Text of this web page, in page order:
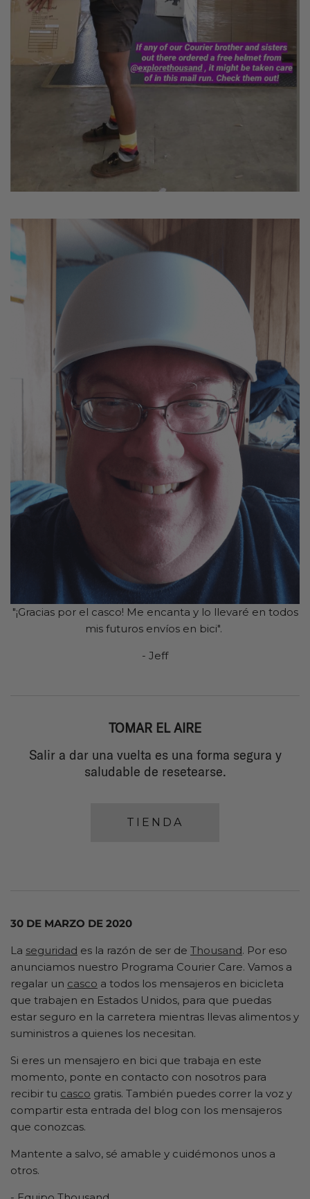
"¡Gracias por el casco! Me encanta y lo llevaré en todos
mis futuros envíos en bici".
- Jeff
TOMAR EL AIRE
Salir a dar una vuelta es una forma segura y
saludable de resetearse.
TIENDA
30 DE MARZO DE 2020
La seguridad es la razón de ser de Thousand. Por eso
anunciamos nuestro Programa Courier Care. Vamos a
regalar un casco a todos los mensajeros en bicicleta
que trabajen en Estados Unidos, para que puedas
estar seguro en la carretera mientras llevas alimentos y
suministros a quienes los necesitan.
Si eres un mensajero en bici que trabaja en este
momento, ponte en contacto con nosotros para
recibir tu casco gratis. También puedes correr la voz y
compartir esta entrada del blog con los mensajeros
que conozcas.
Mantente a salvo, sé amable y cuidémonos unos a
otros.